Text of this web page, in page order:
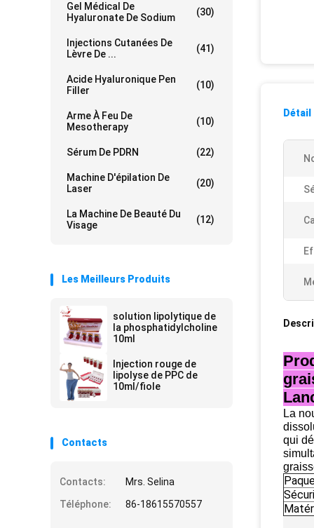
Gel Médical De
Hyaluronate De Sodium
(30)
Injections Cutanées De
Lèvre De ...
(41)
Acide Hyaluronique Pen
Filler
(10)
Arme À Feu De
Mesotherapy
(10)
Sérum De PDRN (22)
Machine D'épilation De
Laser
(20)
La Machine De Beauté Du
Visage
(12)
Les Meilleurs Produits
solution lipolytique de
la phosphatidylcholine
10ml
Injection rouge de
lipolyse de PPC de
10ml/fiole
Contacts
Contacts:
Mrs. Selina
Téléphone:
86-18615570557
La
qui